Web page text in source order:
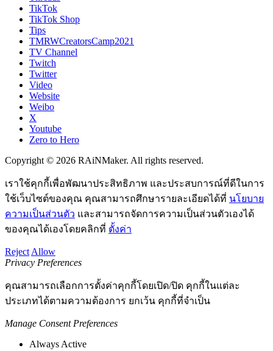
TikTok
TikTok Shop
Tips
TMRWCreatorsCamp2021
TV Channel
Twitch
Twitter
Video
Website
Weibo
X
Youtube
Zero to Hero
Copyright © 2026 RAiNMaker. All rights reserved.
เราใช้คุกกี้เพื่อพัฒนาประสิทธิภาพ และประสบการณ์ที่ดีในการ
ใช้เว็บไซต์ของคุณ คุณสามารถศึกษารายละเอียดได้ที่ นโยบาย
ความเป็นส่วนตัว และสามารถจัดการความเป็นส่วนตัวเองได้
ของคุณได้เองโดยคลิกที่ ตั้งค่า
Reject Allow
Privacy Preferences
คุณสามารถเลือกการตั้งค่าคุกกี้โดยเปิด/ปิด คุกกี้ในแต่ละ
ประเภทได้ตามความต้องการ ยกเว้น คุกกี้ที่จำเป็น
Manage Consent Preferences
Always Active